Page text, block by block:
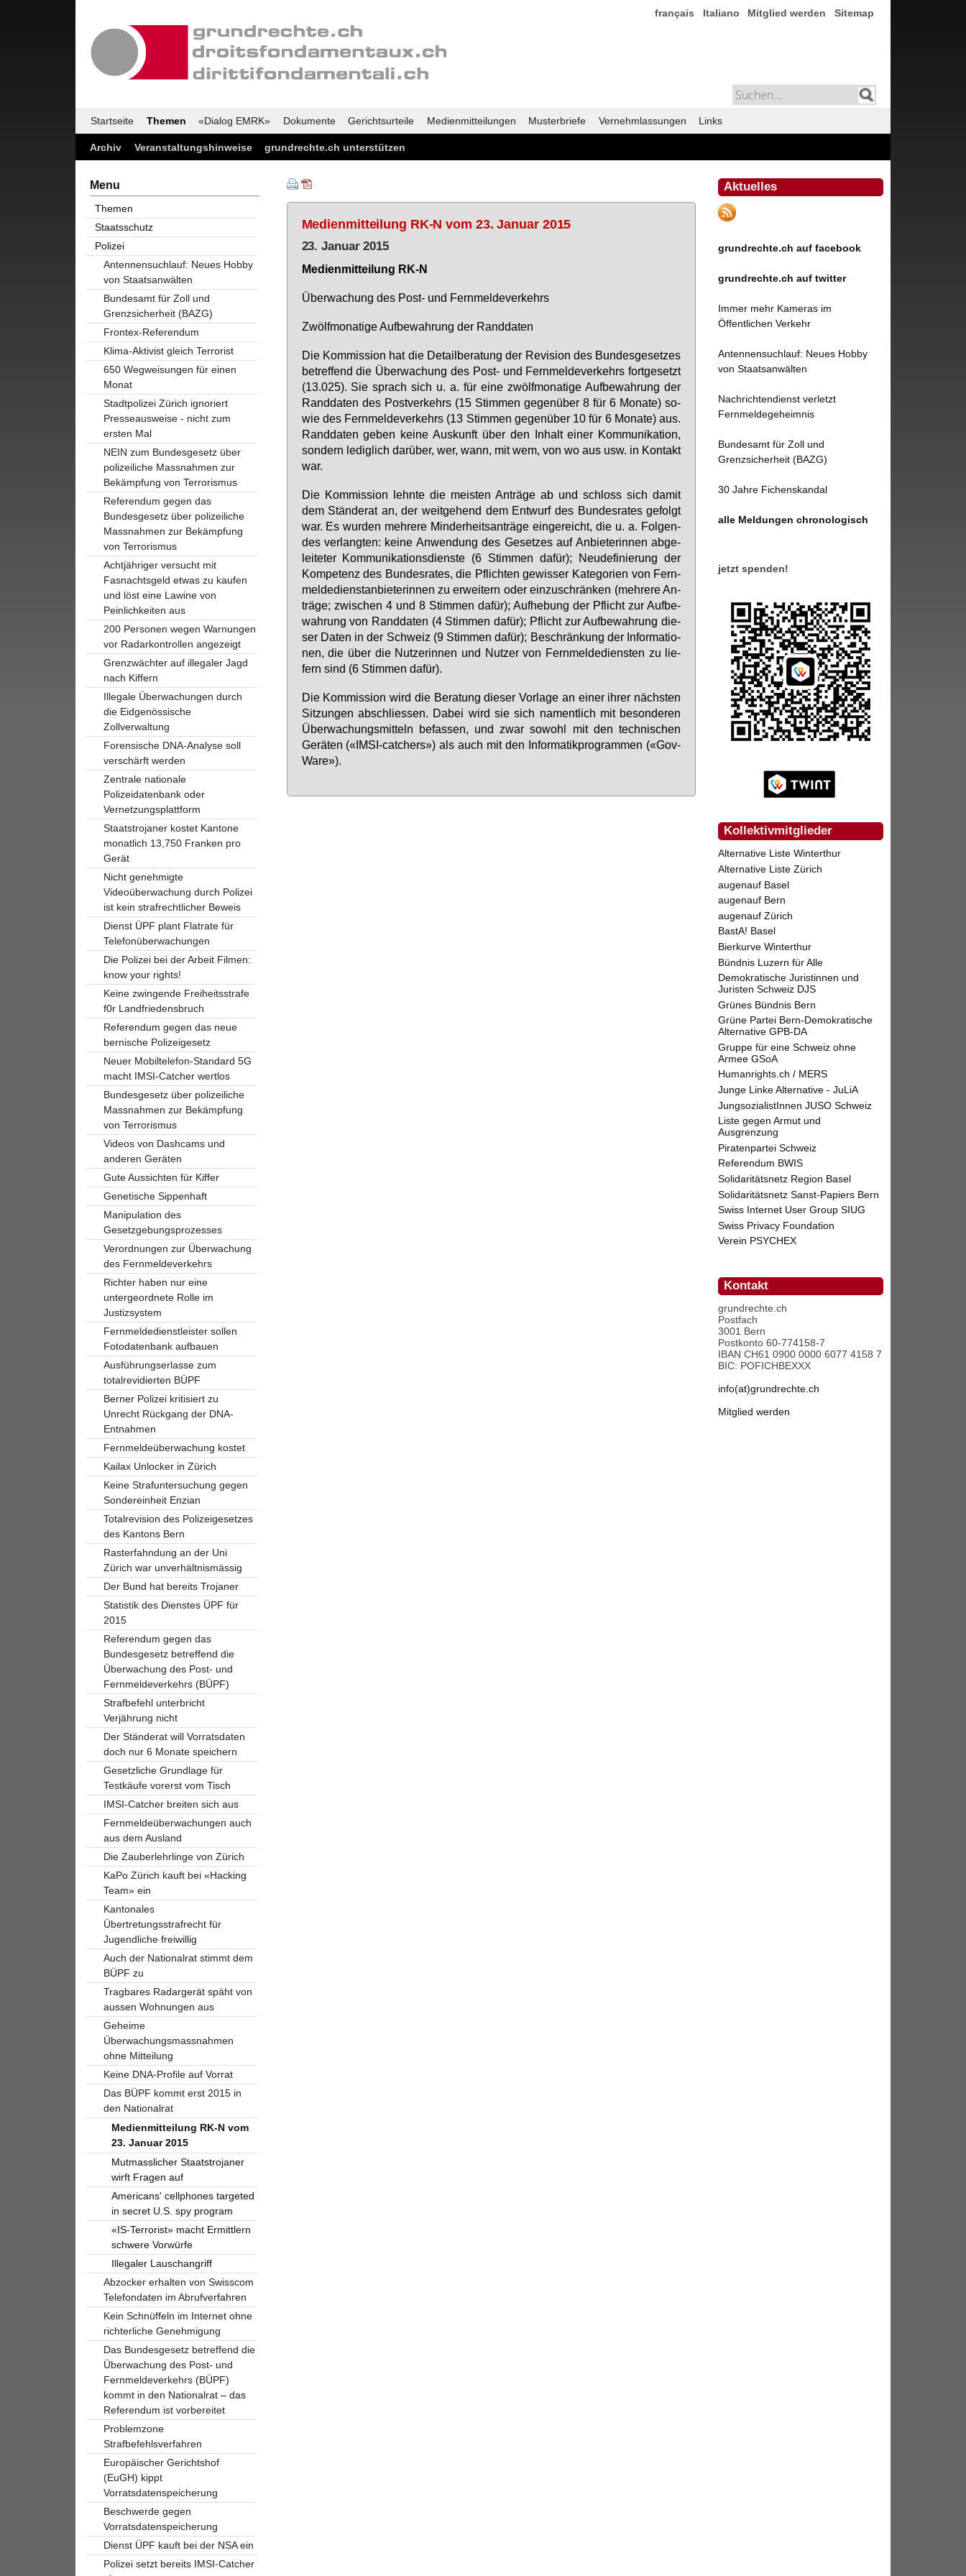
français Italiano Mitglied werden Sitemap
Startseite Themen «Dialog EMRK» Dokumente Gerichtsurteile Medienmitteilungen Musterbriefe Vernehmlassungen Links
Archiv Veranstaltungshinweise grundrechte.ch unterstützen
Medienmitteilung RK-N vom 23. Januar 2015
23. Januar 2015
Me­di­en­mit­tei­lung RK-N
Über­wa­chung des Post- und Fern­mel­de­ver­kehrs
Zwölf­mo­na­ti­ge Auf­be­wah­rung der Rand­da­ten
Die Kom­mis­si­on hat die De­tail­be­ra­tung der Re­vi­si­on des Bun­des­ge­set­zes
be­tref­fend die Über­wa­chung des Post- und Fern­mel­de­ver­kehrs fort­ge­setzt
(13.025). Sie sprach sich u. a. für ei­ne zwölf­mo­na­ti­ge Auf­be­wah­rung der
Rand­da­ten des Post­ver­kehrs (15 Stim­men ge­gen­über 8 für 6 Mo­na­te) so­
wie des Fern­mel­de­ver­kehrs (13 Stim­men ge­gen­über 10 für 6 Mo­na­te) aus.
Rand­da­ten ge­ben kei­ne Aus­kunft über den In­halt ei­ner Kom­mu­ni­ka­ti­on,
son­dern le­dig­lich dar­über, wer, wann, mit wem, von wo aus usw. in Kon­takt
war.
Die Kom­mis­si­on lehn­te die meis­ten An­trä­ge ab und schloss sich da­mit
dem Stän­de­rat an, der weit­ge­hend dem Ent­wurf des Bun­des­ra­tes ge­folgt
war. Es wur­den meh­re­re Min­der­heits­an­trä­ge ein­ge­reicht, die u. a. Fol­gen­
des ver­lang­ten: kei­ne An­wen­dung des Ge­set­zes auf An­bie­te­rin­nen ab­ge­
lei­te­ter Kom­mu­ni­ka­ti­ons­diens­te (6 Stim­men da­für); Neu­de­fi­nie­rung der
Kom­pe­tenz des Bun­des­ra­tes, die Pflich­ten ge­wis­ser Ka­te­go­ri­en von Fern­
mel­de­dienst­an­bie­te­rin­nen zu er­wei­tern oder ein­zu­schrän­ken (meh­re­re An­
trä­ge; zwi­schen 4 und 8 Stim­men da­für); Auf­he­bung der Pflicht zur Auf­be­
wah­rung von Rand­da­ten (4 Stim­men da­für); Pflicht zur Auf­be­wah­rung die­
ser Da­ten in der Schweiz (9 Stim­men da­für); Be­schrän­kung der In­for­ma­tio­
nen, die über die Nut­ze­rin­nen und Nut­zer von Fern­mel­de­diens­ten zu lie­
fern sind (6 Stim­men da­für).
Die Kom­mis­si­on wird die Be­ra­tung die­ser Vor­la­ge an ei­ner ih­rer nächs­ten
Sit­zun­gen ab­schlies­sen. Da­bei wird sie sich na­ment­lich mit be­son­de­ren
Über­wa­chungs­mit­teln be­fas­sen, und zwar so­wohl mit den tech­ni­schen
Ge­rä­ten («IM­SI-cat­chers») als auch mit den In­for­ma­tik­pro­gram­men («Gov­
Wa­re»).
Aktuelles
grundrechte.ch auf facebook
grundrechte.ch auf twitter
Immer mehr Kameras im
Öffentlichen Verkehr
Antennensuchlauf: Neues Hobby
von Staatsanwälten
Nachrichtendienst verletzt
Fernmeldegeheimnis
Bundesamt für Zoll und
Grenzsicherheit (BAZG)
30 Jahre Fichenskandal
alle Meldungen chronologisch
jetzt spenden!
Kollektivmitglieder
Alternative Liste Winterthur
Alternative Liste Zürich
augenauf Basel
augenauf Bern
augenauf Zürich
BastA! Basel
Bierkurve Winterthur
Bündnis Luzern für Alle
Demokratische Juristinnen und
Juristen Schweiz DJS
Grünes Bündnis Bern
Grüne Partei Bern-Demokratische
Alternative GPB-DA
Gruppe für eine Schweiz ohne
Armee GSoA
Humanrights.ch / MERS
Junge Linke Alternative - JuLiA
JungsozialistInnen JUSO Schweiz
Liste gegen Armut und
Ausgrenzung
Piratenpartei Schweiz
Referendum BWIS
Solidaritätsnetz Region Basel
Solidaritätsnetz Sanst-Papiers Bern
Swiss Internet User Group SIUG
Swiss Privacy Foundation
Verein PSYCHEX
Kontakt
grundrechte.ch
Postfach
3001 Bern
Postkonto 60-774158-7
IBAN CH61 0900 0000 6077 4158 7
BIC: POFICHBEXXX
info(at)grundrechte.ch
Mitglied werden
Menu
Themen
Staatsschutz
Polizei
Antennensuchlauf: Neues Hobby
von Staatsanwälten
Bundesamt für Zoll und
Grenzsicherheit (BAZG)
Frontex-Referendum
Klima-Aktivist gleich Terrorist
650 Wegweisungen für einen
Monat
Stadtpolizei Zürich ignoriert
Presseausweise - nicht zum
ersten Mal
NEIN zum Bundesgesetz über
polizeiliche Massnahmen zur
Bekämpfung von Terrorismus
Referendum gegen das
Bundesgesetz über polizeiliche
Massnahmen zur Bekämpfung
von Terrorismus
Achtjähriger versucht mit
Fasnachtsgeld etwas zu kaufen
und löst eine Lawine von
Peinlichkeiten aus
200 Personen wegen Warnungen
vor Radarkontrollen angezeigt
Grenzwächter auf illegaler Jagd
nach Kiffern
Illegale Überwachungen durch
die Eidgenössische
Zollverwaltung
Forensische DNA-Analyse soll
verschärft werden
Zentrale nationale
Polizeidatenbank oder
Vernetzungsplattform
Staatstrojaner kostet Kantone
monatlich 13,750 Franken pro
Gerät
Nicht genehmigte
Videoüberwachung durch Polizei
ist kein strafrechtlicher Beweis
Dienst ÜPF plant Flatrate für
Telefonüberwachungen
Die Polizei bei der Arbeit Filmen:
know your rights!
Keine zwingende Freiheitsstrafe
f0r Landfriedensbruch
Referendum gegen das neue
bernische Polizeigesetz
Neuer Mobiltelefon-Standard 5G
macht IMSI-Catcher wertlos
Bundesgesetz über polizeiliche
Massnahmen zur Bekämpfung
von Terrorismus
Videos von Dashcams und
anderen Geräten
Gute Aussichten für Kiffer
Genetische Sippenhaft
Manipulation des
Gesetzgebungsprozesses
Verordnungen zur Überwachung
des Fernmeldeverkehrs
Richter haben nur eine
untergeordnete Rolle im
Justizsystem
Fernmeldedienstleister sollen
Fotodatenbank aufbauen
Ausführungserlasse zum
totalrevidierten BÜPF
Berner Polizei kritisiert zu
Unrecht Rückgang der DNA-
Entnahmen
Fernmeldeüberwachung kostet
Kailax Unlocker in Zürich
Keine Strafuntersuchung gegen
Sondereinheit Enzian
Totalrevision des Polizeigesetzes
des Kantons Bern
Rasterfahndung an der Uni
Zürich war unverhältnismässig
Der Bund hat bereits Trojaner
Statistik des Dienstes ÜPF für
2015
Referendum gegen das
Bundesgesetz betreffend die
Überwachung des Post- und
Fernmeldeverkehrs (BÜPF)
Strafbefehl unterbricht
Verjährung nicht
Der Ständerat will Vorratsdaten
doch nur 6 Monate speichern
Gesetzliche Grundlage für
Testkäufe vorerst vom Tisch
IMSI-Catcher breiten sich aus
Fernmeldeüberwachungen auch
aus dem Ausland
Die Zauberlehrlinge von Zürich
KaPo Zürich kauft bei «Hacking
Team» ein
Kantonales
Übertretungsstrafrecht für
Jugendliche freiwillig
Auch der Nationalrat stimmt dem
BÜPF zu
Tragbares Radargerät späht von
aussen Wohnungen aus
Geheime
Überwachungsmassnahmen
ohne Mitteilung
Keine DNA-Profile auf Vorrat
Das BÜPF kommt erst 2015 in
den Nationalrat
Medienmitteilung RK-N vom
23. Januar 2015
Mutmasslicher Staatstrojaner
wirft Fragen auf
Americans' cellphones targeted
in secret U.S. spy program
«IS-Terrorist» macht Ermittlern
schwere Vorwürfe
Illegaler Lauschangriff
Abzocker erhalten von Swisscom
Telefondaten im Abrufverfahren
Kein Schnüffeln im Internet ohne
richterliche Genehmigung
Das Bundesgesetz betreffend die
Überwachung des Post- und
Fernmeldeverkehrs (BÜPF)
kommt in den Nationalrat – das
Referendum ist vorbereitet
Problemzone
Strafbefehlsverfahren
Europäischer Gerichtshof
(EuGH) kippt
Vorratsdatenspeicherung
Beschwerde gegen
Vorratsdatenspeicherung
Dienst ÜPF kauft bei der NSA ein
Polizei setzt bereits IMSI-Catcher